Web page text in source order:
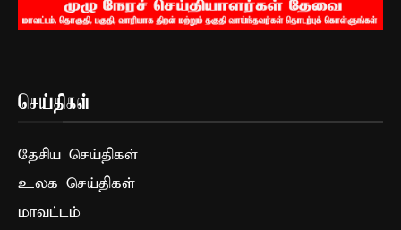
செய்திகள்
தேசிய செய்திகள்
உலக செய்திகள்
மாவட்டம்